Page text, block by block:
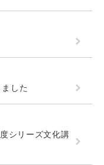
した
シリーズ文化講